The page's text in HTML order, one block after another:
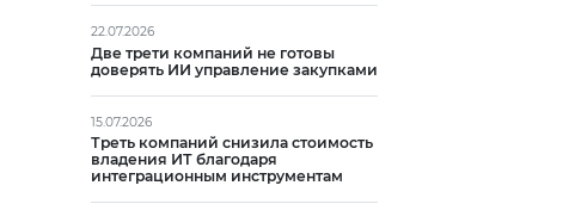
22.07.2026
Две трети компаний не готовы
доверять ИИ управление закупками
15.07.2026
Треть компаний снизила стоимость
владения ИТ благодаря
интеграционным инструментам